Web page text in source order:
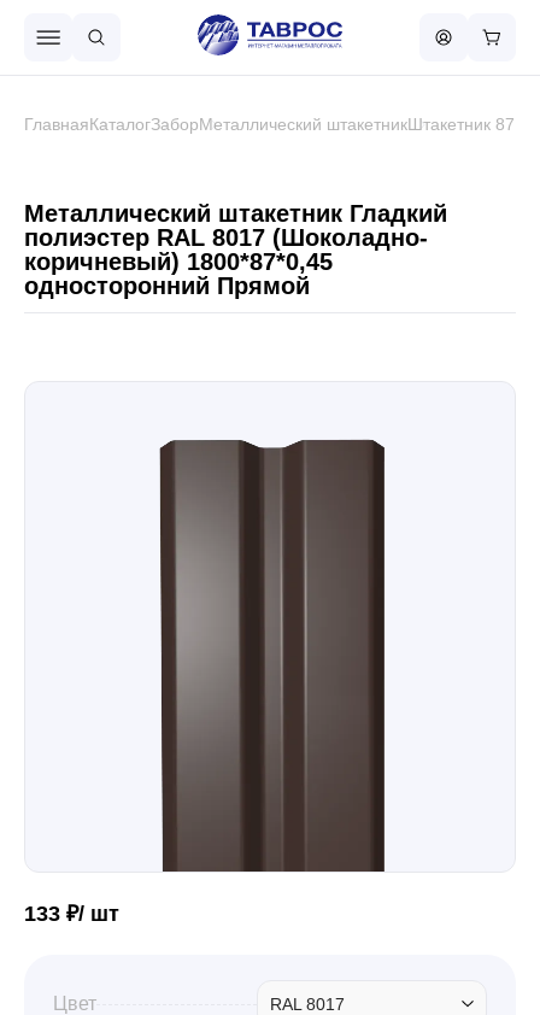
Металлочерепица
Водосточная система
ГлавнаяКаталогЗаборМеталлический штакетникШтакетник 87
Металлический штакетник Гладкий
полиэстер RAL 8017 (Шоколадно-
коричневый) 1800*87*0,45
односторонний Прямой
133 ₽/ шт
Цвет RAL 8017